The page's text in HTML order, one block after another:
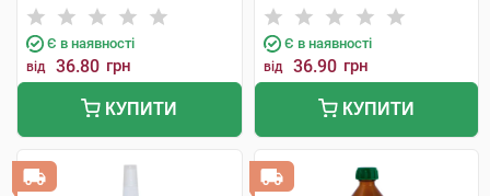
Є в наявності
від 36.80 грн
КУПИТИ
Є в наявності
від 36.90 грн
КУПИТИ